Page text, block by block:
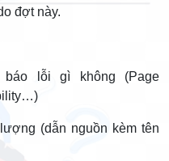
đợt này.
lỗi gì không (Page
(dẫn nguồn kèm tên